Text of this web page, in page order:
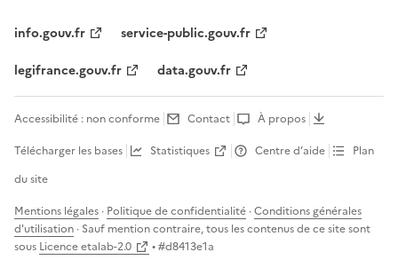
info.gouv.fr
service-public.gouv.fr
legifrance.gouv.fr
data.gouv.fr
Accessibilité : non conforme Contact
À propos
Télécharger les bases
Statistiques Centre d’aide
Plan
du site
Mentions légales · Politique de confidentialité ·Conditions générales
d'utilisation · Sauf mention contraire, tous les contenus de ce site sont
sous Licence etalab-2.0 • #d8413e1a